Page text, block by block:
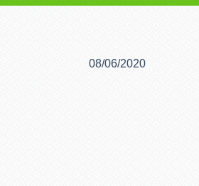
08/06/2020